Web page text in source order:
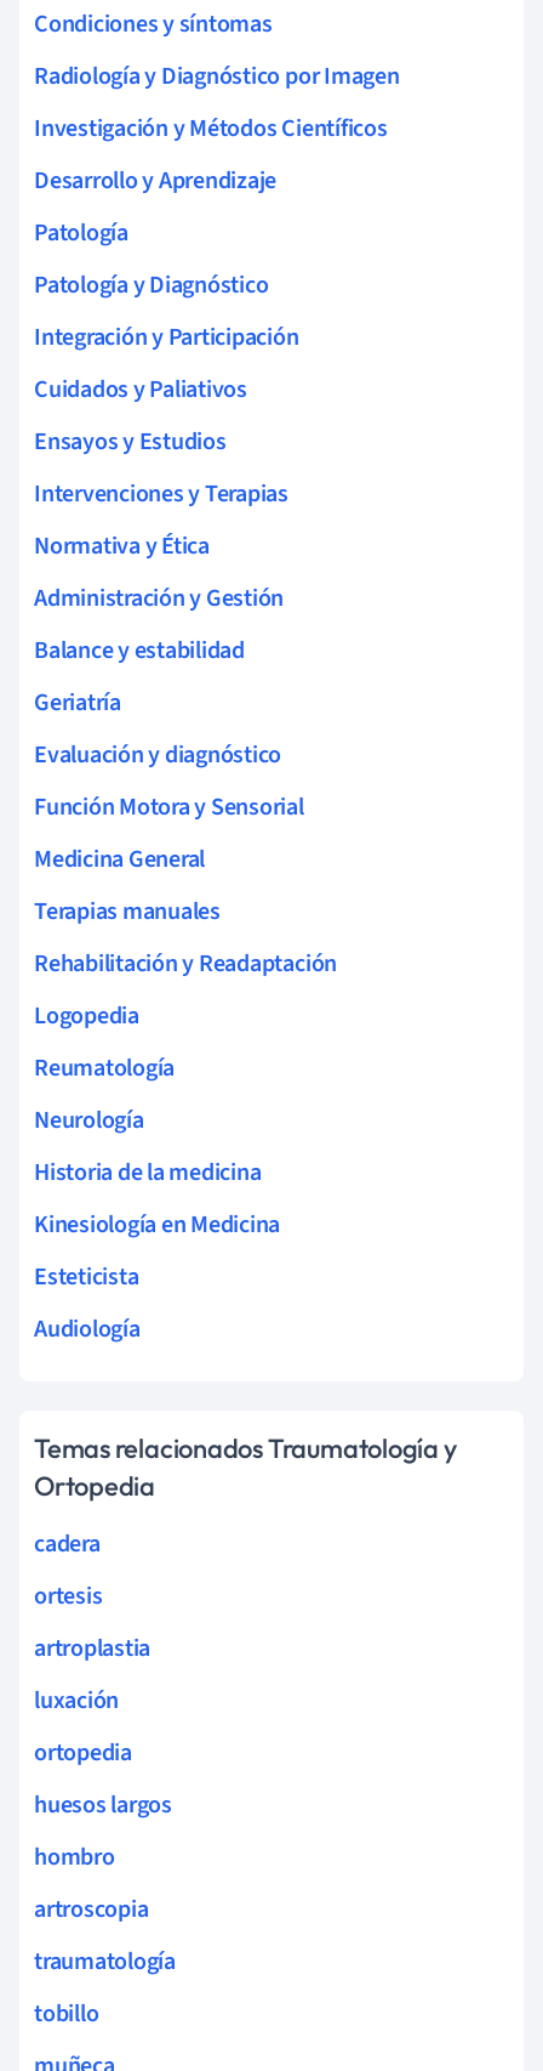
Condiciones y síntomas
Radiología y Diagnóstico por Imagen
Investigación y Métodos Científicos
Desarrollo y Aprendizaje
Patología
Patología y Diagnóstico
Integración y Participación
Cuidados y Paliativos
Ensayos y Estudios
Intervenciones y Terapias
Normativa y Ética
Administración y Gestión
Balance y estabilidad
Geriatría
Evaluación y diagnóstico
Función Motora y Sensorial
Medicina General
Terapias manuales
Rehabilitación y Readaptación
Logopedia
Reumatología
Neurología
Historia de la medicina
Kinesiología en Medicina
Esteticista
Audiología
Temas relacionados Traumatología y
Ortopedia
cadera
ortesis
artroplastia
luxación
ortopedia
huesos largos
hombro
artroscopia
traumatología
tobillo